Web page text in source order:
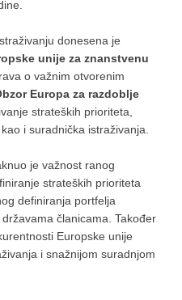
donesena je
unije za znanstvenu
o važnim otvorenim
Europa za razdoblje
strateških prioriteta,
kao i suradnička istraživanja.
je važnost ranog
strateških prioriteta
definiranja portfelja
članicama. Također
Europske unije
i snažnijom suradnjom